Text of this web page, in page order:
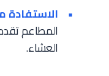
المطاعم
العشاء.